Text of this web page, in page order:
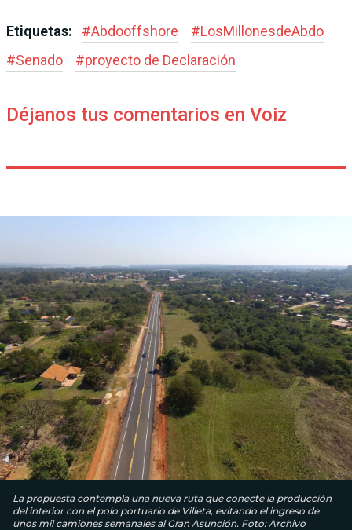
Etiquetas: #Abdooffshore #LosMillonesdeAbdo
#Senado #proyecto de Declaración
Déjanos tus comentarios en Voiz
La propuesta contempla una nueva ruta que conecte la producción
del interior con el polo portuario de Villeta, evitando el ingreso de
unos mil camiones semanales al Gran Asunción. Foto: Archivo